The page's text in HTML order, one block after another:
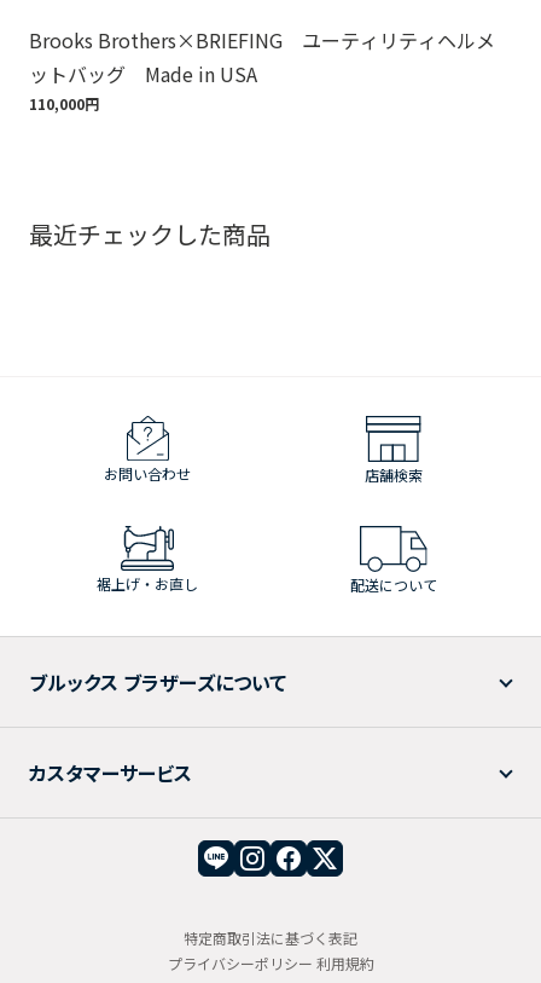
Brooks Brothers×BRIEFING ユーティリティヘルメ
ットバッグ Made in USA
110,000円
最近チェックした商品
お問い合わせ 店舗検索
裾上げ・お直し 配送について
ブルックス ブラザーズについて
カスタマーサービス
特定商取引法に基づく表記
プライバシーポリシー 利用規約